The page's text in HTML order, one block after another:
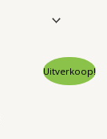
Uitverkoop!